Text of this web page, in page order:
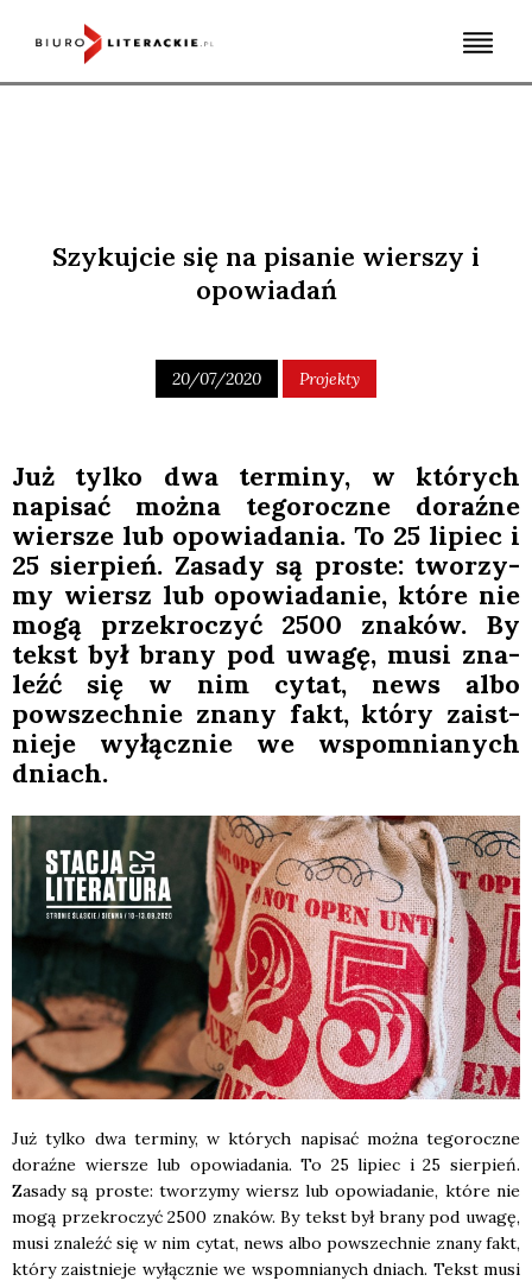
Szykujcie się na pisanie wierszy i
opowiadań
20/07/2020 Projekty
Już tyl­ko dwa ter­mi­ny, w któ­rych
napi­sać moż­na tego­rocz­ne doraź­ne
wier­sze lub opo­wia­da­nia. To 25 lipiec i
25 sier­pień. Zasa­dy są pro­ste: two­rzy­
my wiersz lub opo­wia­da­nie, któ­re nie
mogą prze­kro­czyć 2500 zna­ków. By
tekst był bra­ny pod uwa­gę, musi zna­
leźć się w nim cytat, news albo
powszech­nie zna­ny fakt, któ­ry zaist­
nie­je wyłącz­nie we wspo­mnia­nych
dniach.
Już tyl­ko dwa ter­mi­ny, w któ­rych napi­sać moż­na tego­rocz­ne
doraź­ne wier­sze lub opo­wia­da­nia. To 25 lipiec i 25 sier­pień.
Zasa­dy są pro­ste: two­rzy­my wiersz lub opo­wia­da­nie, któ­re nie
mogą prze­kro­czyć 2500 zna­ków. By tekst był bra­ny pod uwa­gę,
musi zna­leźć się w nim cytat, news albo powszech­nie zna­ny fakt,
któ­ry zaist­nie­je wyłącz­nie we wspo­mnia­nych dniach. Tekst musi